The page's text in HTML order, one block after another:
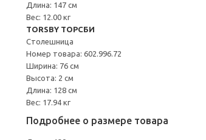
Длина: 147 см
Вес: 12.00 кг
TORSBY ТОРСБИ
Столешница
Номер товара: 602.996.72
Ширина: 76 см
Высота: 2 см
Длина: 128 см
Вес: 17.94 кг
Подробнее о размере товара